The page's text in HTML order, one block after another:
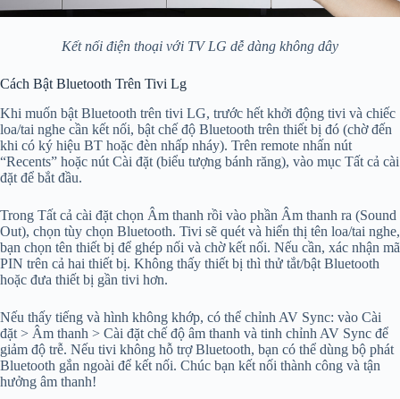
Kết nối điện thoại với TV LG dễ dàng không dây
Cách Bật Bluetooth Trên Tivi Lg
Khi muốn bật Bluetooth trên tivi LG, trước hết khởi động tivi và chiếc
loa/tai nghe cần kết nối, bật chế độ Bluetooth trên thiết bị đó (chờ đến
khi có ký hiệu BT hoặc đèn nhấp nháy). Trên remote nhấn nút
“Recents” hoặc nút Cài đặt (biểu tượng bánh răng), vào mục Tất cả cài
đặt để bắt đầu.
Trong Tất cả cài đặt chọn Âm thanh rồi vào phần Âm thanh ra (Sound
Out), chọn tùy chọn Bluetooth. Tivi sẽ quét và hiển thị tên loa/tai nghe,
bạn chọn tên thiết bị để ghép nối và chờ kết nối. Nếu cần, xác nhận mã
PIN trên cả hai thiết bị. Không thấy thiết bị thì thử tắt/bật Bluetooth
hoặc đưa thiết bị gần tivi hơn.
Nếu thấy tiếng và hình không khớp, có thể chỉnh AV Sync: vào Cài
đặt > Âm thanh > Cài đặt chế độ âm thanh và tinh chỉnh AV Sync để
giảm độ trễ. Nếu tivi không hỗ trợ Bluetooth, bạn có thể dùng bộ phát
Bluetooth gắn ngoài để kết nối. Chúc bạn kết nối thành công và tận
hưởng âm thanh!